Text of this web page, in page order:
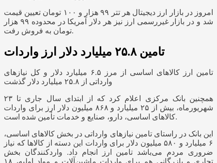
امروز در بازار ارز دیجیتال هر تتر ۹۹ هزار و ۱۰۰ تومان تعیین‌ قیمت
شد و در بازار غیررسمی ارز نیز هر دلار آمریکا در محدوده ۹۹ هزار
تومان به فروش رفت.
تامین ۲۵.۸ میلیارد دلار ارز واردات
تامین ارز کالاهای اساسی از مرز ۶.۵ میلیارد دلار و کل نیازهای
وارداتی از ۲۵.۸ میلیارد دلار گذشت
همچنین بانک مرکزی اعلام کرد که از ابتدای سال جاری تا ۲۳
شهریورماه، بیش از ۲۵ میلیارد و ۸۶۸ میلیون دلار ارز برای واردات
کالاهای اساسی، دارو، صنایع و خدمات تأمین شده است.
این بانک در راستای تامین نیازهای وارداتی در بخش کالاهای اساسی،
۶ میلیارد و ۵۸۰ میلیون دلار برای واردات این دسته از کالاها که نیاز
ضروری مردم می‌باشد تامین ارز انجام داد. واردکنندگان بخش